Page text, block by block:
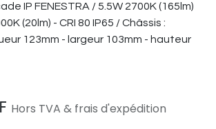
IP FENESTRA / 5.5W 2700K (165lm)
(20lm) - CRI 80 IP65 / Châssis :
123mm - largeur 103mm - hauteur
Hors TVA & frais d'expédition